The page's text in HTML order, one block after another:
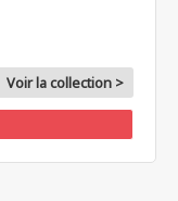
Voir la collection >